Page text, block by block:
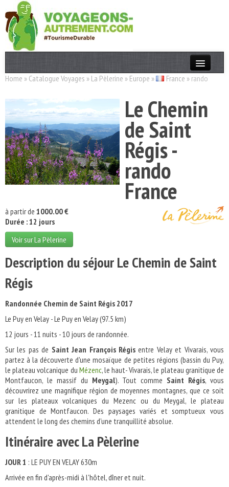
Actualités
T. Responsable
Destinations
Acteurs
Thèmes
Home » Catalogue Voyages » La Pèlerine » Europe » France » rando
Le Chemin
de Saint
Régis -
rando
France
à partir de 1000.00 €
Durée : 12 jours
Voir sur La Pèlerine
Description du séjour Le Chemin de Saint
Régis
Randonnée Chemin de Saint Régis 2017
Le Puy en Velay - Le Puy en Velay (97.5 km)
12 jours - 11 nuits - 10 jours de randonnée.
Sur les pas de Saint Jean François Régisentre Velay et Vivarais, vous
partez à la découverte d'une mosaïque de petites régions (bassin du Puy,
le plateau volcanique du Mézenc, le haut- Vivarais, le plateau granitique de
Montfaucon, le massif du Meygal). Tout comme Saint Régis, vous
découvrirez une magnifique région de moyennes montagnes, que ce soit
sur les plateaux volcaniques du Mezenc ou du Meygal, le plateau
granitique de Montfaucon. Des paysages variés et somptueux vous
attendent le long des chemins d'une tranquillité absolue.
Itinéraire avec La Pèlerine
JOUR 1 : LE PUY EN VELAY 630m
Arrivée en fin d'après-midi à l'hôtel, dîner et nuit.